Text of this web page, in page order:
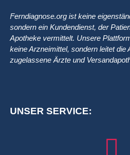
Ferndiagnose.org ist keine
sondern ein Kundendienst, der
Apotheke vermittelt. Unsere
keine Arzneimittel, sondern leitet die
zugelassene Ärzte und
UNSER SERVICE: